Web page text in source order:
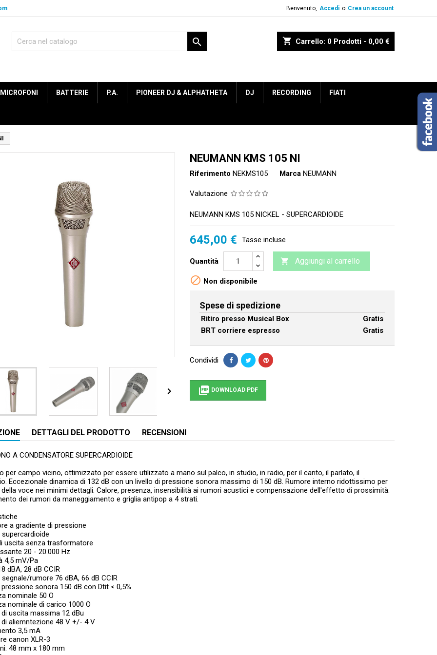
Benvenuto, Accedi o Crea un account
shopping_cart Carrello: 0 Prodotti - 0,00 €

MICROFONI BATTERIE P.A. PIONEER DJ & ALPHATHETA DJ RECORDING FIATI

NEUMANN KMS 105 NI
Riferimento NEKMS105 Marca NEUMANN
Valutazione
NEUMANN KMS 105 NICKEL - SUPERCARDIOIDE
645,00 € Tasse incluse
Quantità  Aggiungi al carrello
 Non disponibile
Spese di spedizione
Ritiro presso Musical Box
Gratis
BRT corriere espresso
Gratis
Condividi
 DOWNLOAD PDF
DETTAGLI DEL PRODOTTO RECENSIONI
A CONDENSATORE SUPERCARDIOIDE
per campo vicino, ottimizzato per essere utilizzato a mano sul palco, in studio, in radio, per il canto, il parlato, il
Eccezionale dinamica di 132 dB con un livello di pressione sonora massimo di 150 dB. Rumore interno ridottissimo per
voce nei minimi dettagli. Calore, presenza, insensibilità ai rumori acustici e compensazione dell'effetto di prossimità.
dei rumori da maneggiamento e griglia antipop a 4 strati.
a gradiente di pressione
uscita senza trasformatore
20 - 20.000 Hz
4,5 mV/Pa
dBA, 28 dB CCIR
rumore 76 dBA, 66 dB CCIR
sonora 150 dB con Dtit < 0,5%
nominale 50 O
nominale di carico 1000 O
uscita massima 12 dBu
di aliemntezione 48 V +/- 4 V
3,5 mA
canon XLR-3
48 mm x 180 mm